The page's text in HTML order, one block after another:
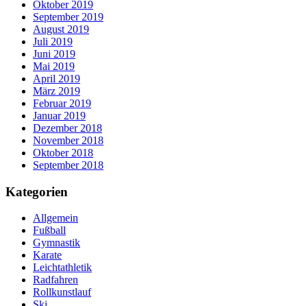
Oktober 2019
September 2019
August 2019
Juli 2019
Juni 2019
Mai 2019
April 2019
März 2019
Februar 2019
Januar 2019
Dezember 2018
November 2018
Oktober 2018
September 2018
Kategorien
Allgemein
Fußball
Gymnastik
Karate
Leichtathletik
Radfahren
Rollkunstlauf